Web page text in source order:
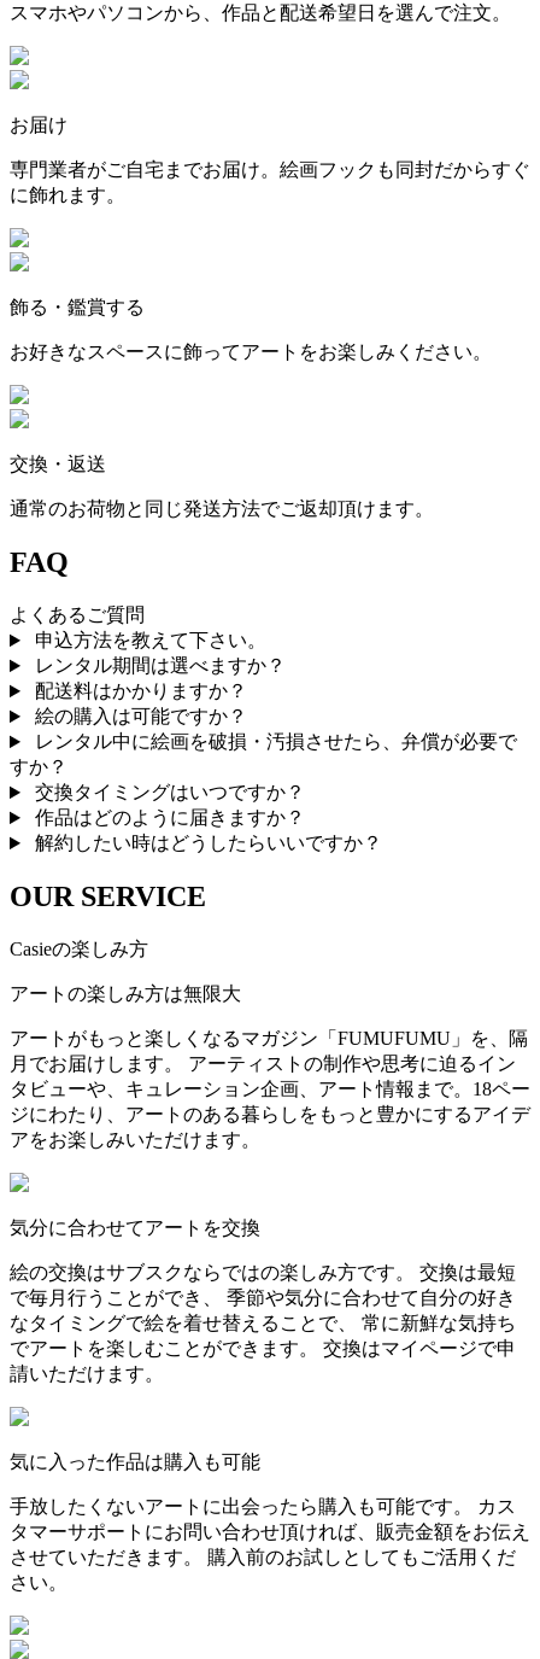
スマホやパソコンから、作品と配送希望日を選んで注文。
お届け
専門業者がご自宅までお届け。絵画フックも同封だからすぐ
に飾れます。
飾る・鑑賞する
お好きなスペースに飾ってアートをお楽しみください。
交換・返送
通常のお荷物と同じ発送方法でご返却頂けます。
FAQ
よくあるご質問
申込方法を教えて下さい。
レンタル期間は選べますか？
配送料はかかりますか？
絵の購入は可能ですか？
レンタル中に絵画を破損・汚損させたら、弁償が必要で
すか？
交換タイミングはいつですか？
作品はどのように届きますか？
解約したい時はどうしたらいいですか？
OUR SERVICE
Casieの楽しみ方
アートの楽しみ方は無限大
アートがもっと楽しくなるマガジン「FUMUFUMU」を、隔
月でお届けします。 アーティストの制作や思考に迫るイン
タビューや、キュレーション企画、アート情報まで。18ペー
ジにわたり、アートのある暮らしをもっと豊かにするアイデ
アをお楽しみいただけます。
気分に合わせてアートを交換
絵の交換はサブスクならではの楽しみ方です。 交換は最短
で毎月行うことができ、 季節や気分に合わせて自分の好き
なタイミングで絵を着せ替えることで、 常に新鮮な気持ち
でアートを楽しむことができます。 交換はマイページで申
請いただけます。
気に入った作品は購入も可能
手放したくないアートに出会ったら購入も可能です。 カス
タマーサポートにお問い合わせ頂ければ、販売金額をお伝え
させていただきます。 購入前のお試しとしてもご活用くだ
さい。